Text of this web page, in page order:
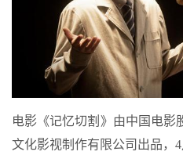
电影《记忆切割》由中国电影
文化影视制作有限公司出品，4